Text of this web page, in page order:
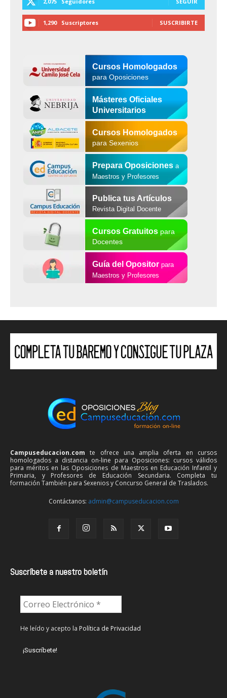
1,290 Suscriptores SUSCRIBIRTE
Cursos Homologados
para Oposiciones
Másteres Oficiales
Universitarios
Cursos Homologados
para Sexenios
Prepara Oposiciones a
Maestros y Profesores
Publica tus Artículos
Revista Digital Docente
Cursos Gratuitospara
Docentes
Guía del Opositor para
Maestros y Profesores
Campuseducacion.com te ofrece una amplia oferta en cursos
homologados a distancia on-line para Oposiciones: cursos válidos
para méritos en las Oposiciones de Maestros en Educación Infantil y
Primaria, y Profesores de Educación Secundaria. Completa tu
formación También para Sexenios y Concurso General de Traslados.
Contáctanos: admin@campuseducacion.com
Suscríbete a nuestro boletín
He leído y acepto la Política de Privacidad